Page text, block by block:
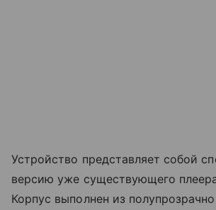
Устройство представляет собой
версию уже существующего
Корпус выполнен из